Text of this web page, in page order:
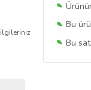
Bu
Bu
Bu